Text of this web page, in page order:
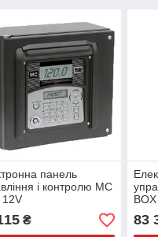
панель
і контролю MC
12V
₴ 83